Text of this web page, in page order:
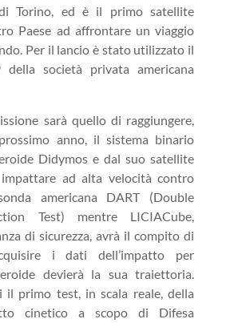
Torino, ed è il primo satellite
Paese ad affrontare un viaggio
Per il lancio è stato utilizzato il
società privata americana
sarà quello di raggiungere,
anno, il sistema binario
Didymos e dal suo satellite
ad alta velocità contro
americana DART (Double
Test) mentre LICIACube,
di sicurezza, avrà il compito di
i dati dell’impatto per
devierà la sua traiettoria.
il primo test, in scala reale, della
cinetico a scopo di Difesa